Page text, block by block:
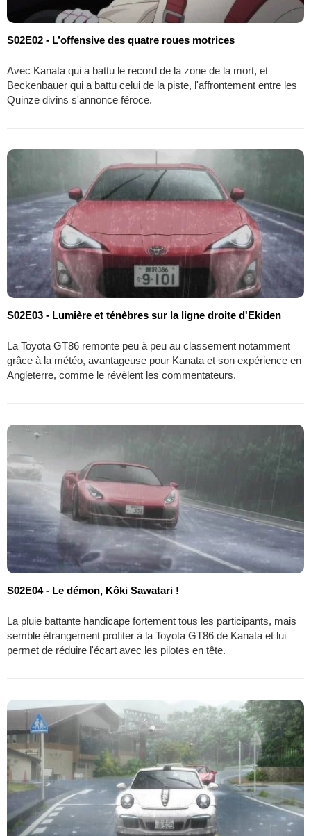
S02E02 - L’offensive des quatre roues motrices
Avec Kanata qui a battu le record de la zone de la mort, et
Beckenbauer qui a battu celui de la piste, l'affrontement entre les
Quinze divins s'annonce féroce.
S02E03 - Lumière et ténèbres sur la ligne droite d'Ekiden
La Toyota GT86 remonte peu à peu au classement notamment
grâce à la météo, avantageuse pour Kanata et son expérience en
Angleterre, comme le révèlent les commentateurs.
S02E04 - Le démon, Kôki Sawatari !
La pluie battante handicape fortement tous les participants, mais
semble étrangement profiter à la Toyota GT86 de Kanata et lui
permet de réduire l'écart avec les pilotes en tête.